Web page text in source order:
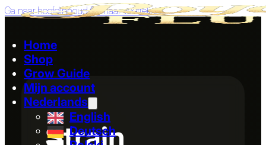
Ga naar hoofdinhoud Ga naar voettekst
Home
Shop
Grow Guide
Mijn account
Nederlands
English
Deutsch
Strain